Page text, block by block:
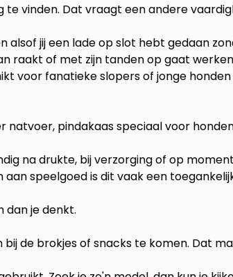
vinden. Dat vraagt een andere
jij een lade op slot hebt gedaan
raakt of met zijn tanden op gaat
voor fanatieke slopers of jonge
pindakaas speciaal voor
na drukte, bij verzorging of op
speelgoed is dit vaak een
dan je denkt.
de brokjes of snacks te komen. Dat